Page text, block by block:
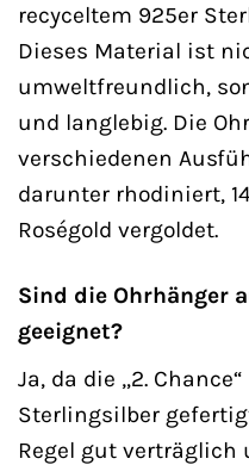
recyceltem 925er
Dieses Material ist
umweltfreundlich,
und langlebig. Die
verschiedenen
darunter rhodiniert,
Roségold vergoldet.
Sind die Ohrhänger
geeignet?
Ja, da die „2.
Sterlingsilber
Regel gut